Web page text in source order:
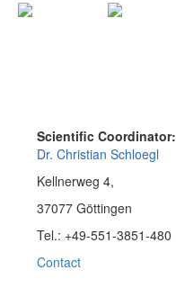
Scientific Coordinator:
Dr. Christian Schloegl
Kellnerweg 4,
37077 Göttingen
Tel.: +49-551-3851-480
Contact